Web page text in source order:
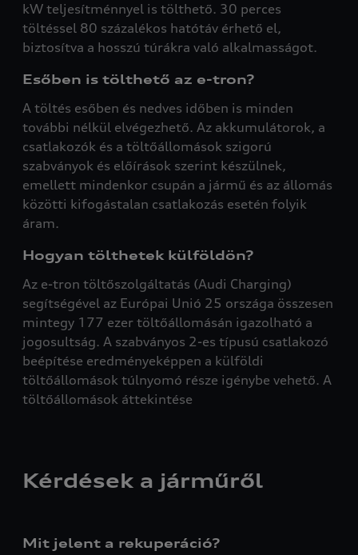
kW teljesítménnyel is tölthető. 30 perces
töltéssel 80 százalékos hatótáv érhető el,
biztosítva a hosszú túrákra való alkalmasságot.
Esőben is tölthető az e-tron?
A töltés esőben és nedves időben is minden
további nélkül elvégezhető. Az akkumulátorok, a
csatlakozók és a töltőállomások szigorú
szabványok és előírások szerint készülnek,
emellett mindenkor csupán a jármű és az állomás
közötti kifogástalan csatlakozás esetén folyik
áram.
Hogyan tölthetek külföldön?
Az e-tron töltőszolgáltatás (Audi Charging)
segítségével az Európai Unió 25 országa összesen
mintegy 177 ezer töltőállomásán igazolható a
jogosultság. A szabványos 2-es típusú csatlakozó
beépítése eredményeképpen a külföldi
töltőállomások túlnyomó része igénybe vehető. A
töltőállomások áttekintése
Kérdések a járműről
Mit jelent a rekuperáció?